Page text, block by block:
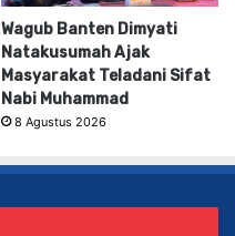
Wagub Banten Dimyati
Natakusumah Ajak
Masyarakat Teladani Sifat
Nabi Muhammad
8 Agustus 2026